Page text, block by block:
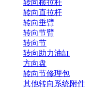
转向横拉杆
转向直拉杆
转向垂臂
转向节臂
转向节
转向助力油缸
方向盘
转向节修理包
其他转向系统附件